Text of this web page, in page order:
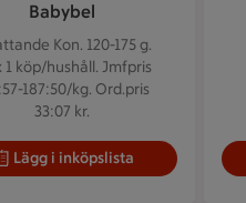
Babybel
Kon. 120-175 g.
1 köp/hushåll. Jmfpris
187:50/kg. Ord.pris
33:07 kr.
Lägg i inköpslista